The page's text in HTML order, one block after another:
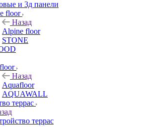
и 3д панели
floor
Назад
Alpine floor
STONE
Назад
Aquafloor
AQUAWALL
террас
террас